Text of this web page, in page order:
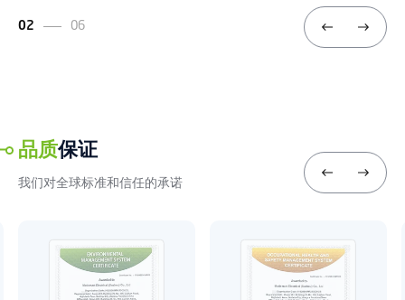
02 06
品质保证
我们对全球标准和信任的承诺